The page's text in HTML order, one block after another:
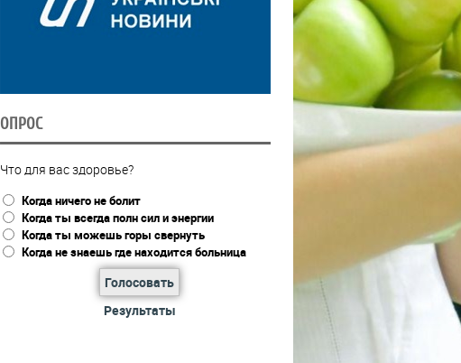
ОПРОС
Что для вас здоровье?
Когда ничего не болит
Когда ты всегда полн сил и энергии
Когда ты можешь горы свернуть
Когда не знаешь где находится больница
Голосовать
Результаты